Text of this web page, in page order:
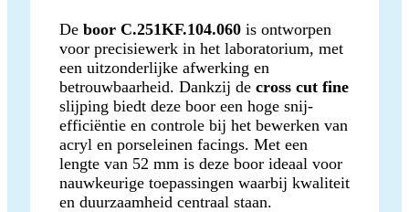
De boor C.251KF.104.060 is ontworpen
voor precisiewerk in het laboratorium, met
een uitzonderlijke afwerking en
betrouwbaarheid. Dankzij de cross cut fine
slijping biedt deze boor een hoge snij-
efficiëntie en controle bij het bewerken van
acryl en porseleinen facings. Met een
lengte van 52 mm is deze boor ideaal voor
nauwkeurige toepassingen waarbij kwaliteit
en duurzaamheid centraal staan.